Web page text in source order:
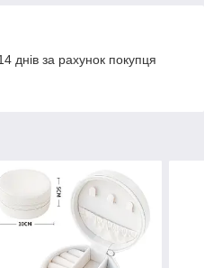
днів за рахунок покупця